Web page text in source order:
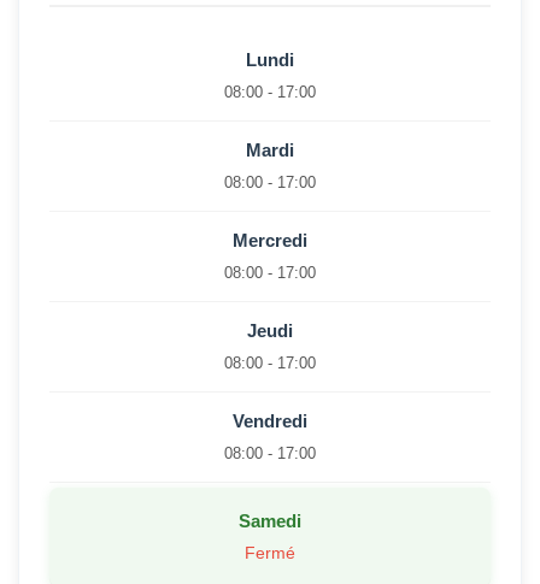
Lundi
08:00 - 17:00
Mardi
08:00 - 17:00
Mercredi
08:00 - 17:00
Jeudi
08:00 - 17:00
Vendredi
08:00 - 17:00
Samedi
Fermé